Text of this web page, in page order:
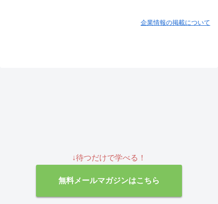
企業情報の掲載について
↓待つだけで学べる！
無料メールマガジンはこちら